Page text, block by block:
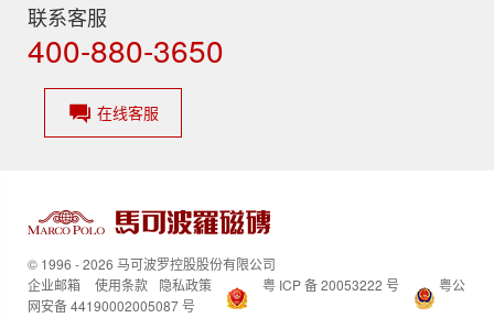
联系客服
400-880-3650
在线客服
© 1996 - 2026 马可波罗控股股份有限公司
企业邮箱
使用条款 隐私政策 粤 ICP 备 20053222 号
粤公
网安备 44190002005087 号